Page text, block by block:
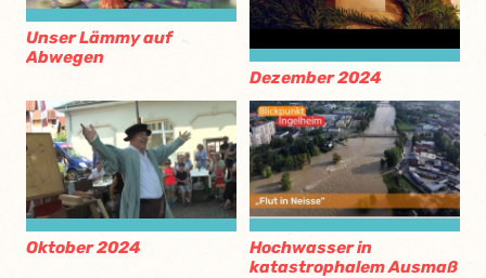
Unser Lämmy auf
Abwegen
Dezember 2024
Oktober 2024
Hochwasser in
katastrophalem Ausmaß